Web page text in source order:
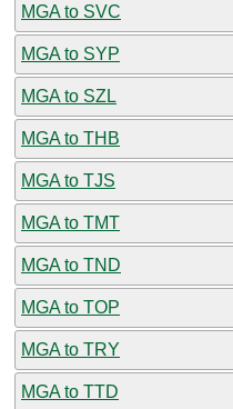
MGA to SVC
MGA to SYP
MGA to SZL
MGA to THB
MGA to TJS
MGA to TMT
MGA to TND
MGA to TOP
MGA to TRY
MGA to TTD